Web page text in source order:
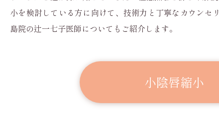
小を検討している方に向けて、技術力と丁寧なカウンセ
島院の辻一七子医師についてもご紹介します。
小陰唇縮小